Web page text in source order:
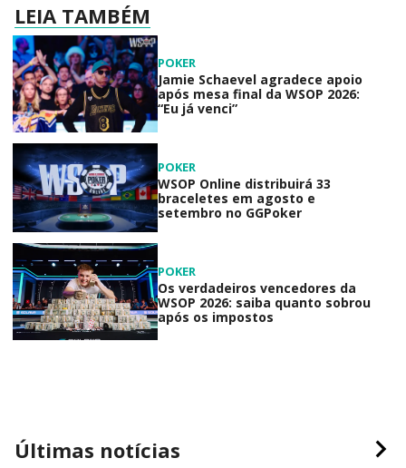
LEIA TAMBÉM
POKER
Jamie Schaevel agradece apoio
após mesa final da WSOP 2026:
“Eu já venci”
POKER
WSOP Online distribuirá 33
braceletes em agosto e
setembro no GGPoker
POKER
Os verdadeiros vencedores da
WSOP 2026: saiba quanto sobrou
após os impostos
Últimas notícias